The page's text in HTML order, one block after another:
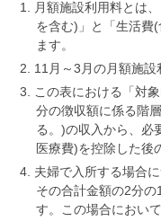
月額施設利用料とは
を含む)」と「生活費
ます。
11月～3月の月額施設
この表における「対
分の徴収額に係る階
る。)の収入から、必
医療費)を控除した後
夫婦で入所する場合
その合計金額の2分の
す。この場合におい